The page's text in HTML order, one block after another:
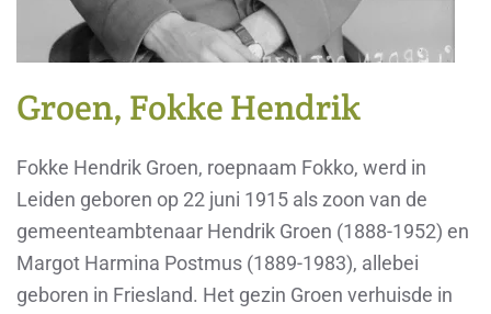
Groen, Fokke Hendrik
Fokke Hendrik Groen, roepnaam Fokko, werd in
Leiden geboren op 22 juni 1915 als zoon van de
gemeenteambtenaar Hendrik Groen (1888-1952) en
Margot Harmina Postmus (1889-1983), allebei
geboren in Friesland. Het gezin Groen verhuisde in